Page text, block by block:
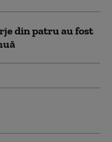
din patru au fost